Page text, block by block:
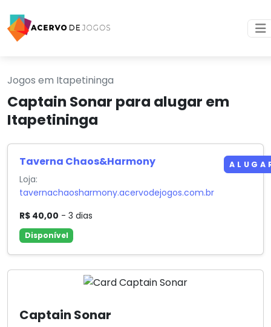
Jogos em Itapetininga
Captain Sonar para alugar em
Itapetininga
Captain Sonar
Taverna Chaos&Harmony
Loja:
tavernachaosharmony.acervodejogos.com.br
R$ 40,00 - 3 dias
Disponível